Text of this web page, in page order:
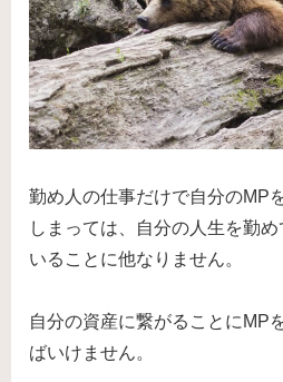
勤め人の仕事だけで自分のMP
しまっては、自分の人生を勤
いることに他なりません。
自分の資産に繋がることにMP
ばいけません。